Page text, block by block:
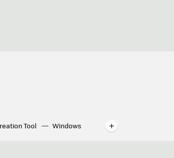
Tool
Windows